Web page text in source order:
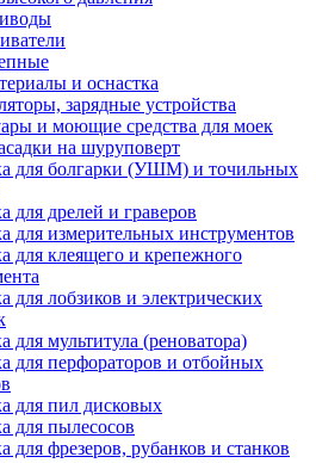
и оснастка
зарядные устройства
и моющие средства для моек
на шуруповерт
для болгарки (УШМ) и точильных
для дрелей и граверов
для измерительных инструментов
для клеящего и крепежного
для лобзиков и электрических
для мультитула (реноватора)
для перфораторов и отбойных
для пил дисковых
для пылесосов
для фрезеров, рубанков и станков